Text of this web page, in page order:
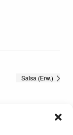
Salsa (Erw.)